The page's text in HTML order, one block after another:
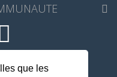
que les